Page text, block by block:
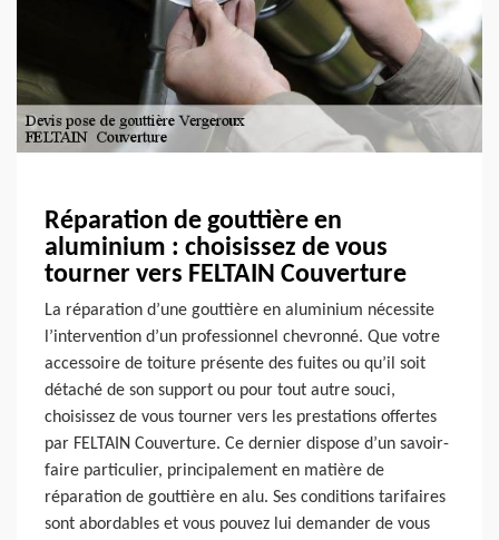
Réparation de gouttière en
aluminium : choisissez de vous
tourner vers FELTAIN Couverture
La réparation d’une gouttière en aluminium nécessite
l’intervention d’un professionnel chevronné. Que votre
accessoire de toiture présente des fuites ou qu’il soit
détaché de son support ou pour tout autre souci,
choisissez de vous tourner vers les prestations offertes
par FELTAIN Couverture. Ce dernier dispose d’un savoir-
faire particulier, principalement en matière de
réparation de gouttière en alu. Ses conditions tarifaires
sont abordables et vous pouvez lui demander de vous